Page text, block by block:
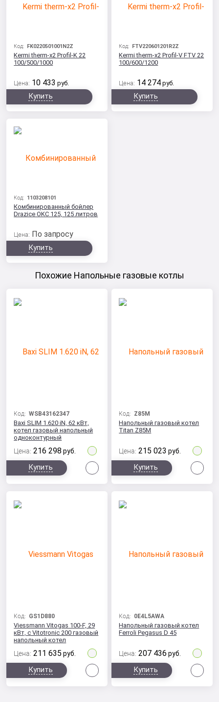
Код: FK0220501001N2Z
Kermi therm-x2 Profil-K 22
100/500/1000
Цена: 10 433 руб.
Купить
Код: FTV220601201R2Z
Kermi therm-x2 Profil-V FTV 22
100/600/1200
Цена: 14 274 руб.
Купить
Код: 1103208101
Комбинированный бойлер
Drazice OKC 125, 125 литров
Цена: По запросу
Купить
Похожие Напольные газовые котлы
Код:WSB43162347
Baxi SLIM 1.620 iN, 62 кВт,
котел газовый напольный
одноконтурный
Цена: 216 298 руб.
Купить
Код: Z85M
Напольный газовый котел
Titan Z85M
Цена: 215 023 руб.
Купить
Код: GS1D880
Viessmann Vitogas 100-F, 29
кВт, с Vitotronic 200 газовый
напольный котел
Цена: 211 635 руб.
Купить
Код: 0E4L5AWA
Напольный газовый котел
Ferroli Pegasus D 45
Цена: 207 436 руб.
Купить